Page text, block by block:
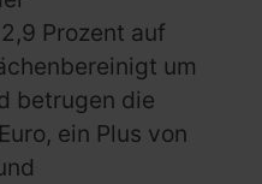
Prozent auf
um
betrugen die
ein Plus von